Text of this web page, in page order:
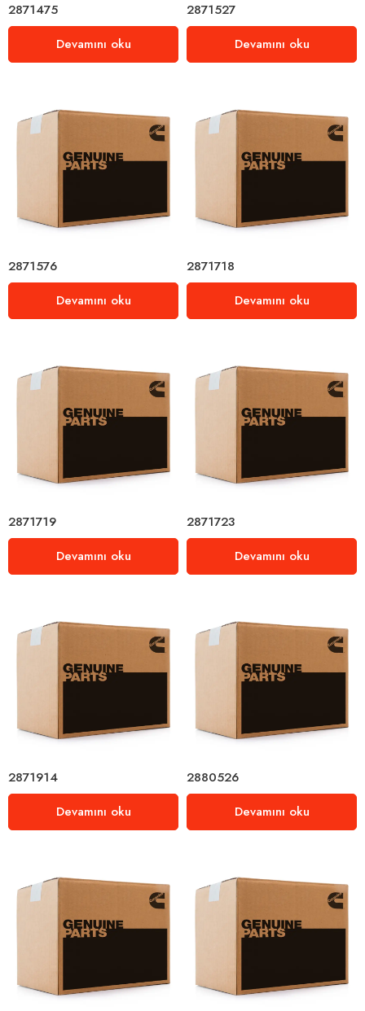
2871475
Devamını oku
2871527
Devamını oku
2871576
Devamını oku
2871718
Devamını oku
2871719
Devamını oku
2871723
Devamını oku
2871914
Devamını oku
2880526
Devamını oku